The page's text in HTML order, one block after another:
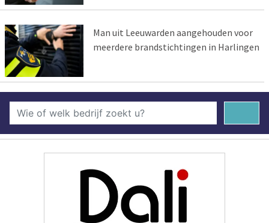
Man uit Leeuwarden aangehouden voor
meerdere brandstichtingen in Harlingen